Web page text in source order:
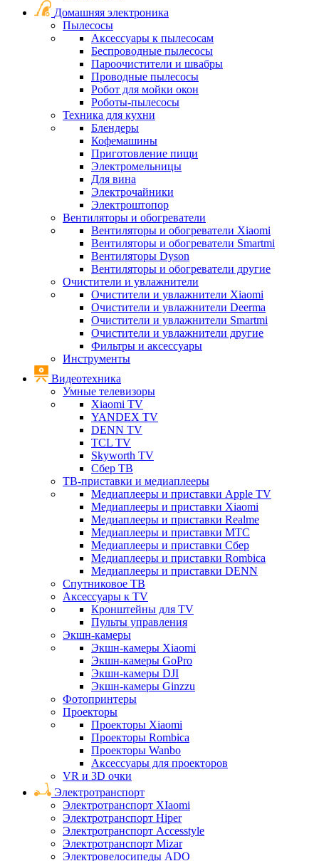
Домашняя электроника
Пылесосы
Аксессуары к пылесосам
Беспроводные пылесосы
Пароочистители и швабры
Проводные пылесосы
Робот для мойки окон
Роботы-пылесосы
Техника для кухни
Блендеры
Кофемашины
Приготовление пищи
Электромельницы
Для вина
Электрочайники
Электроштопор
Вентиляторы и обогреватели
Вентиляторы и обогреватели Xiaomi
Вентиляторы и обогреватели Smartmi
Вентиляторы Dyson
Вентиляторы и обогреватели другие
Очистители и увлажнители
Очистители и увлажнители Xiaomi
Очистители и увлажнители Deerma
Очистители и увлажнители Smartmi
Очистители и увлажнители другие
Фильтры и аксессуары
Инструменты
Видеотехника
Умные телевизоры
Xiaomi TV
YANDEX TV
DENN TV
TCL TV
Skyworth TV
Сбер ТВ
ТВ-приставки и медиаплееры
Медиаплееры и приставки Apple TV
Медиаплееры и приставки Xiaomi
Медиаплееры и приставки Realme
Медиаплееры и приставки МТС
Медиаплееры и приставки Сбер
Медиаплееры и приставки Rombica
Медиаплееры и приставки DENN
Спутниковое ТВ
Аксессуары к TV
Кронштейны для TV
Пульты управления
Экшн-камеры
Экшн-камеры Xiaomi
Экшн-камеры GoPro
Экшн-камеры DJI
Экшн-камеры Ginzzu
Фотопринтеры
Проекторы
Проекторы Xiaomi
Проекторы Rombica
Проекторы Wanbo
Аксессуары для проекторов
VR и 3D очки
Электротранспорт
Электротранспорт XIaomi
Электротранспорт Hiper
Электротранспорт Accesstyle
Электротранспорт Mizar
Электровелосипеды ADO